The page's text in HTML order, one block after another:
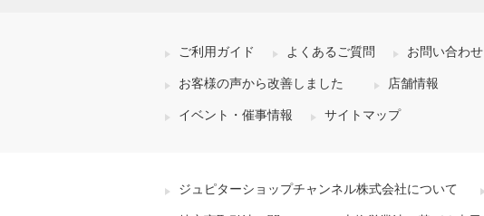
ご利用ガイド よくあるご質問 お問い合わせ
お客様の声から改善しました 店舗情報
イベント・催事情報 サイトマップ
ジュピターショップチャンネル株式会社について